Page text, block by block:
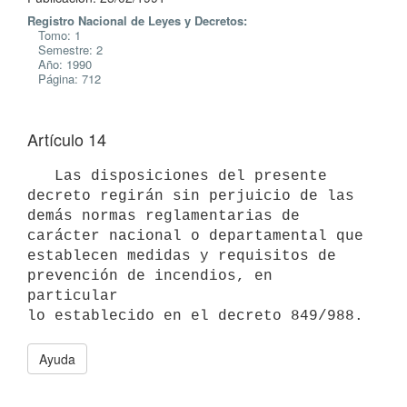
Registro Nacional de Leyes y Decretos:
Tomo: 1
Semestre: 2
Año: 1990
Página: 712
Artículo 14
decreto regirán sin perjuicio de las
demás normas reglamentarias de
carácter nacional o departamental que
establecen medidas y requisitos de
prevención de incendios, en
particular
Ayuda